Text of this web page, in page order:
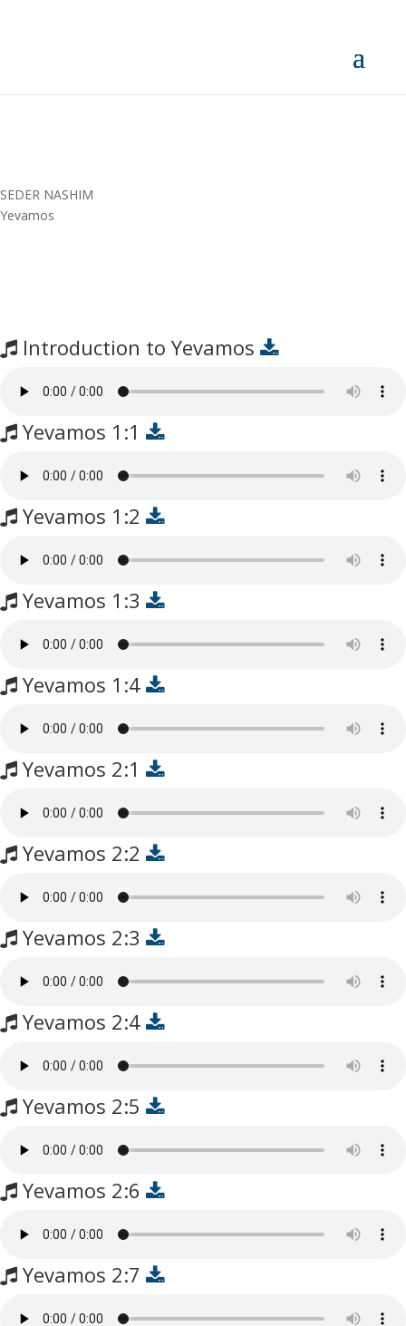
SEDER NASHIM
Yevamos
Introduction to Yevamos
Yevamos 1:1
Yevamos 1:2
Yevamos 1:3
Yevamos 1:4
Yevamos 2:1
Yevamos 2:2
Yevamos 2:3
Yevamos 2:4
Yevamos 2:5
Yevamos 2:6
Yevamos 2:7